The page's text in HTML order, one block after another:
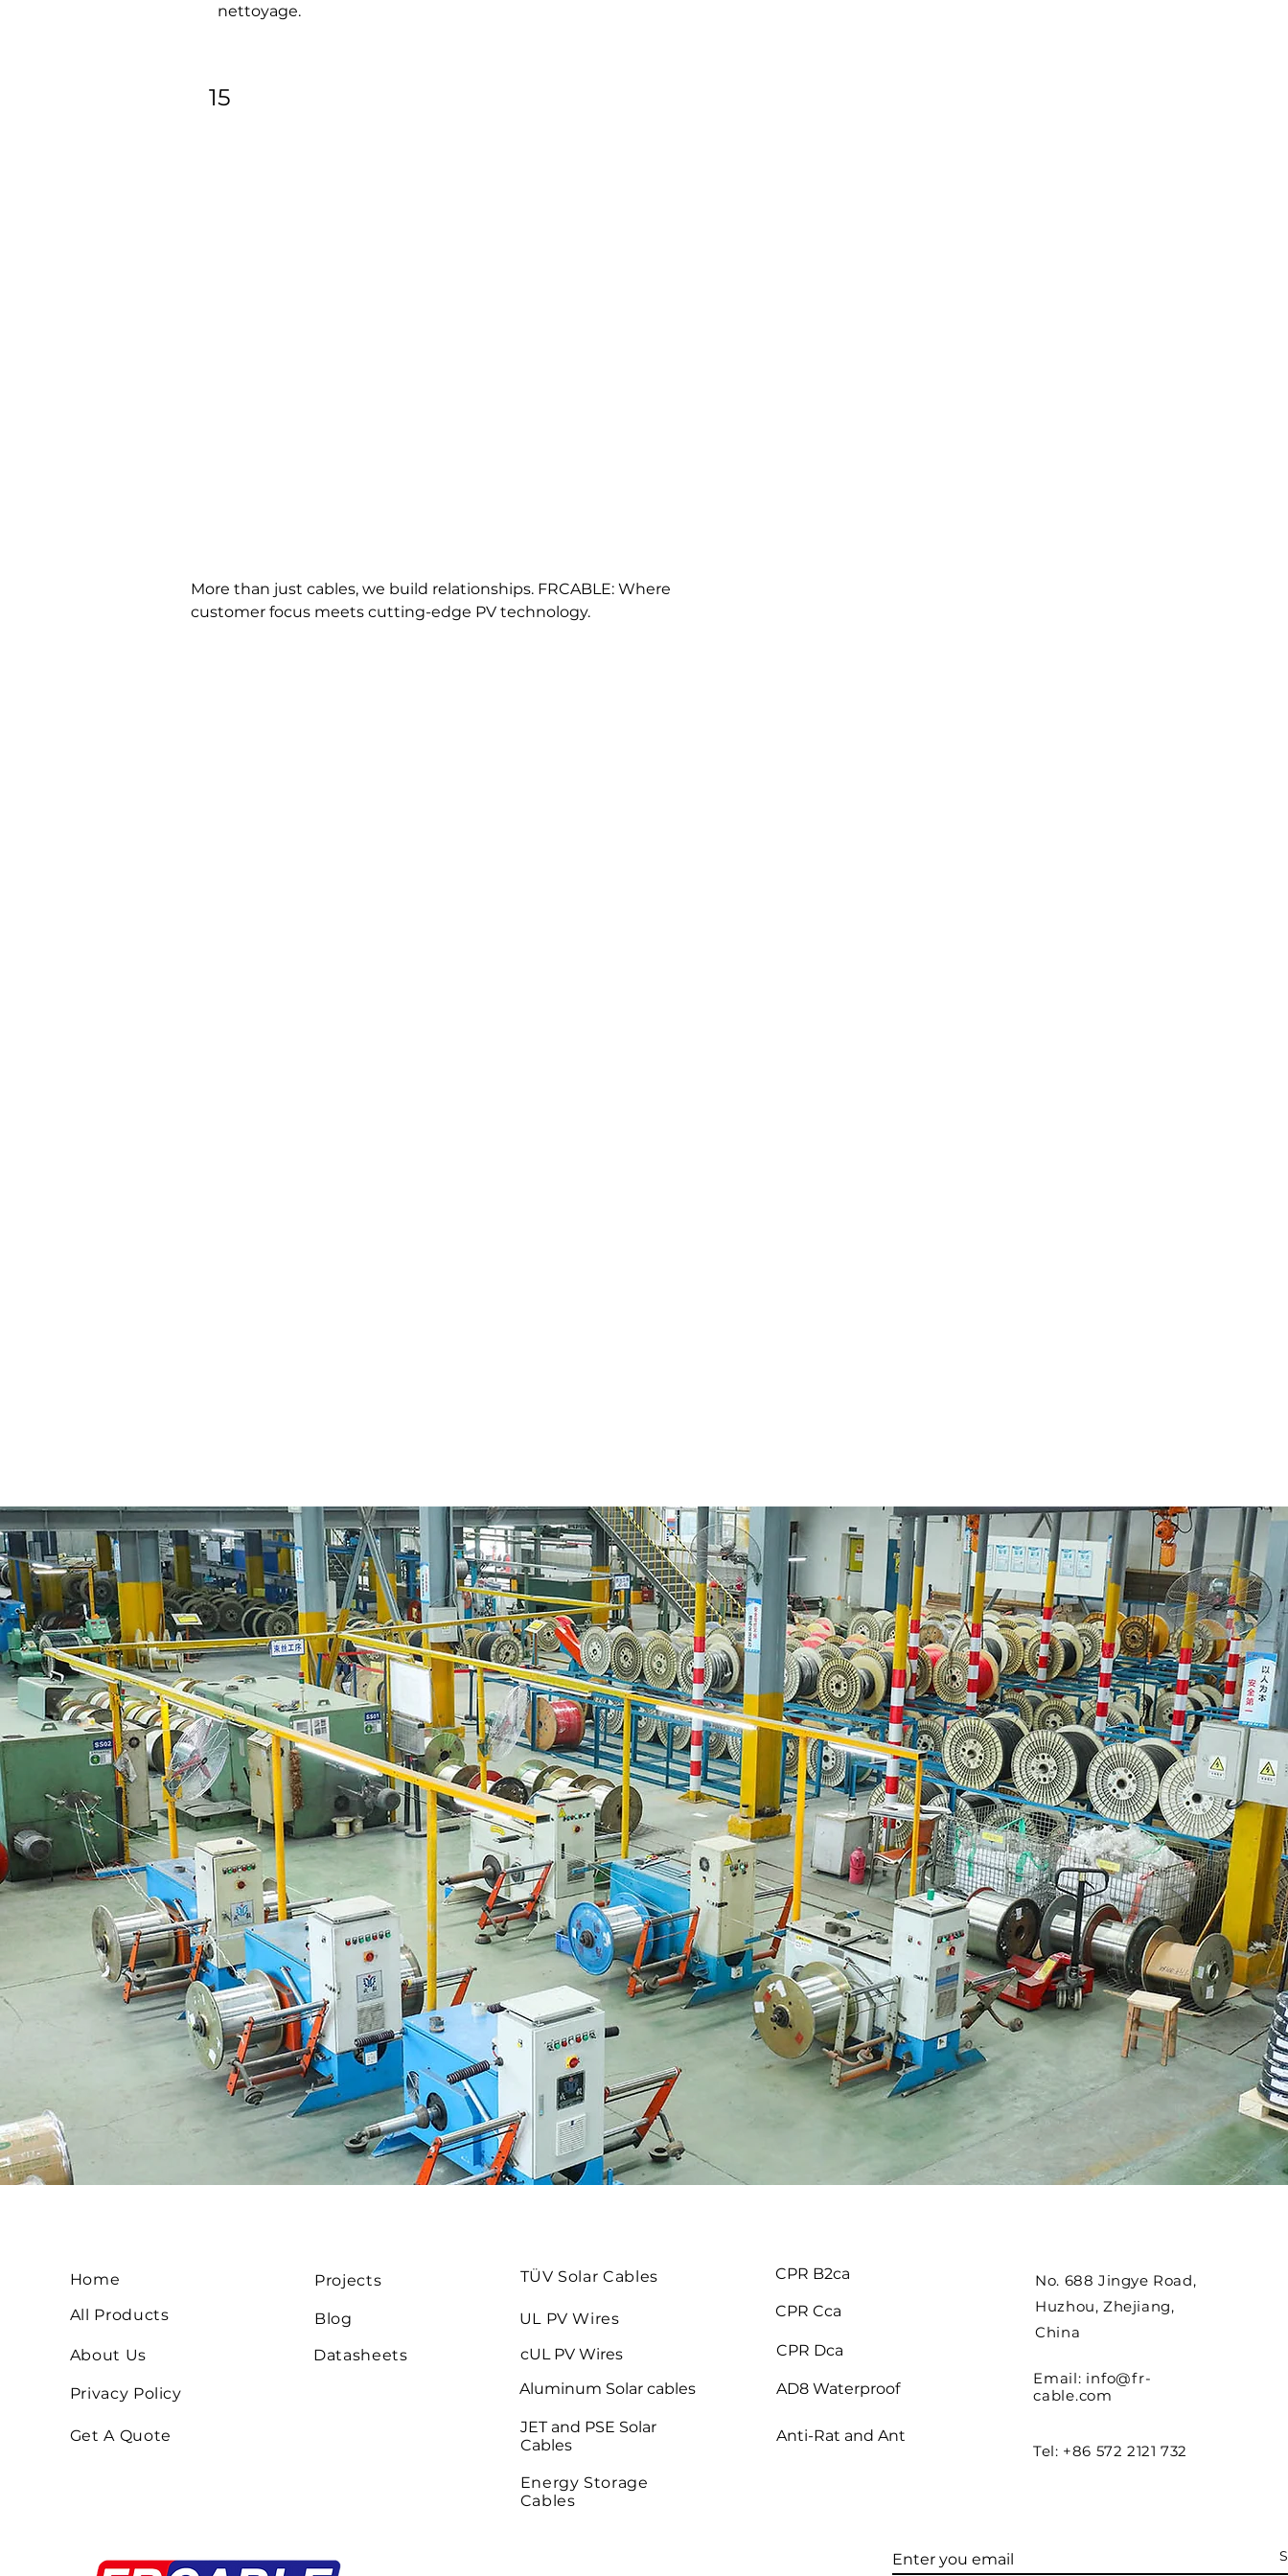
nettoyage.
15
More than just cables, we build relationships. FRCABLE: Where
customer focus meets cutting-edge PV technology.
Home
All Products
About Us
Privacy Policy
Get A Quote
Projects
Blog
Datasheets
TÜV Solar Cables
UL PV Wires
cUL PV Wires
Aluminum Solar cables
JET and PSE Solar
Cables
Energy Storage
Cables
CPR B2ca
CPR Cca
CPR Dca
AD8 Waterproof
Anti-Rat and Ant
No. 688 Jingye Road,
Huzhou, Zhejiang,
China
Email: info@fr-
cable.com
Tel: +86 572 2121 732